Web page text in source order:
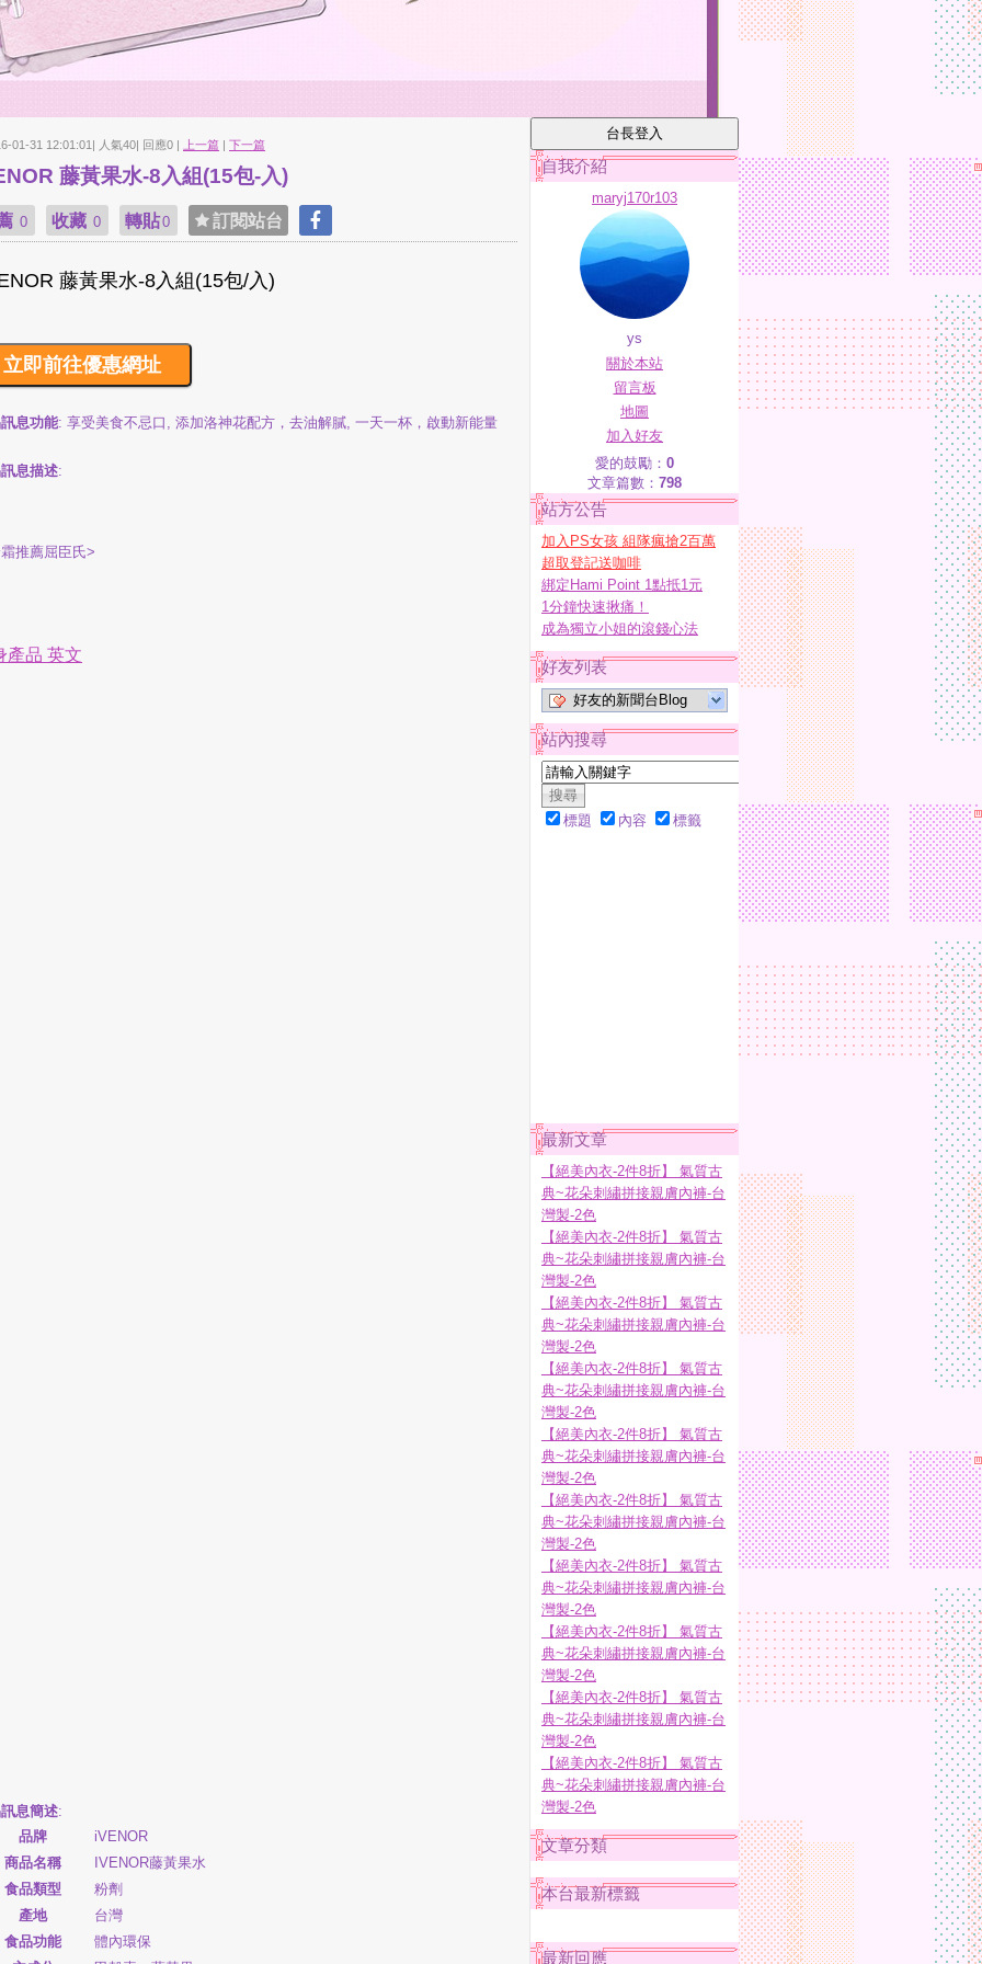
01-31 12:01:01| 人氣40| 回應0 | 上一篇 | 下一篇
藤黃果水-8入組(15包-入)
0 收藏 0 轉貼0 訂閱站台
息功能: 享受美食不忌口, 添加洛神花配方，去油解膩, 一天一杯，啟動新能量
息描述:
推薦屈臣氏>
產品 英文
息簡述:
品牌
iVENOR
商品名稱
IVENOR藤黃果水
食品類型
粉劑
產地
台灣
食品功能
體內環保
自我介紹
maryj170r103
ys
關於本站
留言板
地圖
加入好友
愛的鼓勵： 0
文章篇數： 798
站方公告
加入PS女孩 組隊瘋搶2百萬
超取登記送咖啡
綁定Hami Point 1點抵1元
1分鐘快速揪痛！
成為獨立小姐的滾錢心法
好友列表
好友的新聞台Blog
站內搜尋
標題 內容 標籤
最新文章
【絕美內衣-2件8折】 氣質古
典~花朵刺繡拼接親膚內褲-台
灣製-2色
【絕美內衣-2件8折】 氣質古
典~花朵刺繡拼接親膚內褲-台
灣製-2色
【絕美內衣-2件8折】 氣質古
典~花朵刺繡拼接親膚內褲-台
灣製-2色
【絕美內衣-2件8折】 氣質古
典~花朵刺繡拼接親膚內褲-台
灣製-2色
【絕美內衣-2件8折】 氣質古
典~花朵刺繡拼接親膚內褲-台
灣製-2色
【絕美內衣-2件8折】 氣質古
典~花朵刺繡拼接親膚內褲-台
灣製-2色
【絕美內衣-2件8折】 氣質古
典~花朵刺繡拼接親膚內褲-台
灣製-2色
【絕美內衣-2件8折】 氣質古
典~花朵刺繡拼接親膚內褲-台
灣製-2色
【絕美內衣-2件8折】 氣質古
典~花朵刺繡拼接親膚內褲-台
灣製-2色
【絕美內衣-2件8折】 氣質古
典~花朵刺繡拼接親膚內褲-台
灣製-2色
文章分類
本台最新標籤
最新回應